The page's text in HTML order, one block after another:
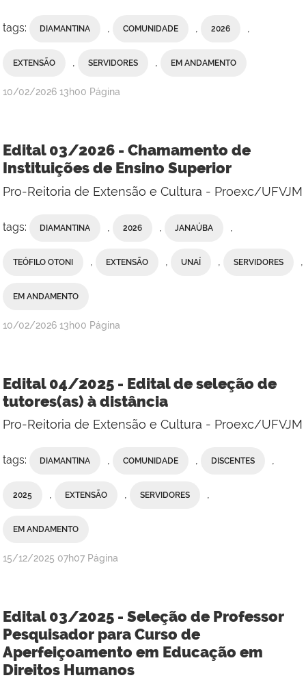
tags: DIAMANTINA , COMUNIDADE , 2026 ,
EXTENSÃO , SERVIDORES , EM ANDAMENTO
publicado
10/02/2026 13h00 Página
Edital 03/2026 - Chamamento de
Instituições de Ensino Superior
Pro-Reitoria de Extensão e Cultura - Proexc/UFVJM
tags: DIAMANTINA 2026 JANAÚBA
TEÓFILO OTONI EXTENSÃO UNAÍ SERVIDORES
EM ANDAMENTO
publicado
10/02/2026 13h00 Página
Edital 04/2025 - Edital de seleção de
tutores(as) à distância
Pro-Reitoria de Extensão e Cultura - Proexc/UFVJM
tags: DIAMANTINA , COMUNIDADE , DISCENTES ,
2025 , EXTENSÃO , SERVIDORES ,
EM ANDAMENTO
publicado
15/12/2025 07h07 Página
Edital 03/2025 - Seleção de Professor
Pesquisador para Curso de
Aperfeiçoamento em Educação em
Direitos Humanos